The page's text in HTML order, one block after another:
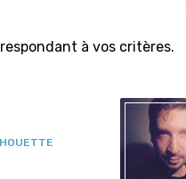
à vos critères.